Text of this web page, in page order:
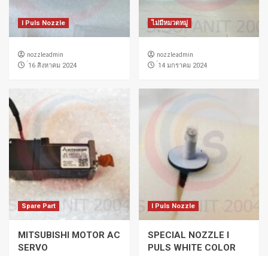
I Puls Nozzle
nozzleadmin
่16 สิงหาคม 2024
ไม่มีหมวดหมู่
nozzleadmin
่14 มกราคม 2024
Spare Part
MITSUBISHI MOTOR AC
SERVO
I Puls Nozzle
SPECIAL NOZZLE I
PULS WHITE COLOR